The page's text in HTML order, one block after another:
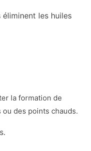
les huiles
la formation de
des points chauds.